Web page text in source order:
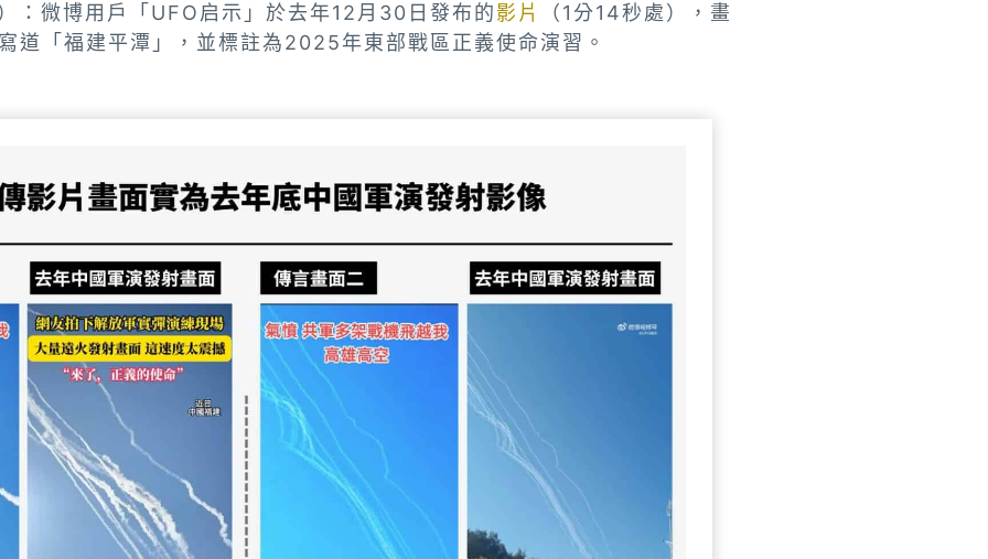
微博用戶「UFO启示」於去年12月30日發布的影片
（1分14秒處），畫
道「福建平潭」，並標註為2025年東部戰區正義使命演習。